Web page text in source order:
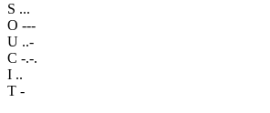
S ...
O ---
U ..-
C -.-.
I ..
T -